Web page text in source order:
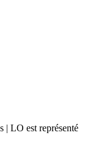
| LO est représenté